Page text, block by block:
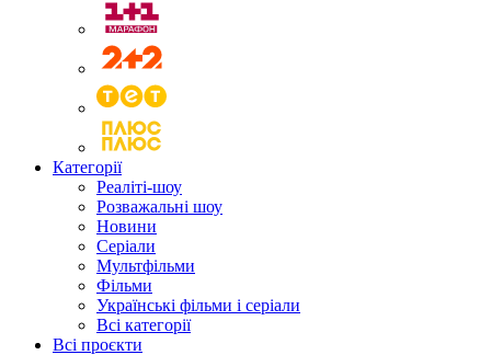
Категорії
Реаліті-шоу
Розважальні шоу
Новини
Серіали
Мультфільми
Фільми
Українські фільми і серіали
Всі категорії
Всі проєкти